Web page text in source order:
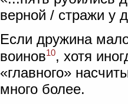
верной / стражи у
Если дружина
воинов10, хотя
«главного»
много более.